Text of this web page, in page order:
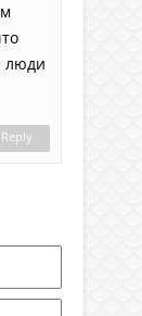
люди
Reply